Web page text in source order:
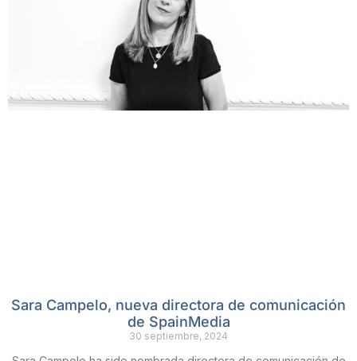
Sara Campelo, nueva directora de comunicación
de SpainMedia
30 septiembre, 2024